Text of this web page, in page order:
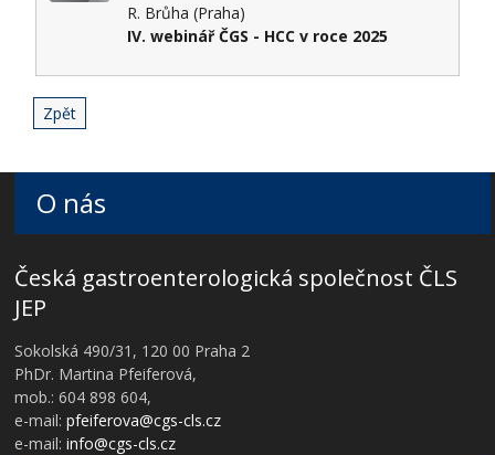
R. Brůha (Praha)
IV. webinář ČGS - HCC v roce 2025
Zpět
O nás
Česká gastroenterologická společnost ČLS
JEP
Sokolská 490/31, 120 00 Praha 2
PhDr. Martina Pfeiferová,
mob.: 604 898 604,
e-mail:pfeiferova@cgs-cls.cz
e-mail:info@cgs-cls.cz